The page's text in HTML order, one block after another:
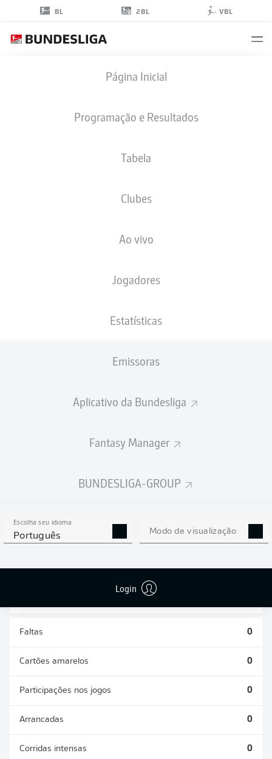
BL 2BL VBL
Página Inicial
Programação e Resultados
Tabela
Clubes
Ao vivo
Jogadores
Estatísticas
Emissoras
Aplicativo da Bundesliga
Fantasy Manager
BUNDESLIGA-GROUP
Escolha seu idioma
Português Modo de visualização
Login
ESTATÍSTICAS DA
TEMPORADA 2026/2027
Faltas 0
Cartões amarelos 0
Participações nos jogos 0
Arrancadas 0
Corridas intensas 0